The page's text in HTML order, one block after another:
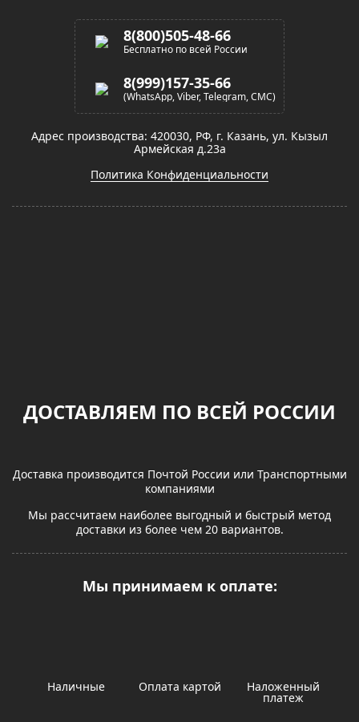
8(800)505-48-66
Бесплатно по всей России
8(999)157-35-66
(WhatsApp, Viber, Telegram, СМС)
Адрес производства: 420030, РФ, г. Казань, ул. Кызыл
Армейская д.23а
Политика Конфиденциальности
ДОСТАВЛЯЕМ ПО ВСЕЙ РОССИИ
Доставка производится Почтой России или Транспортными
компаниями
Мы рассчитаем наиболее выгодный и быстрый метод
доставки из более чем 20 вариантов.
Мы принимаем к оплате:
Наличные Оплата картой Наложенный
платеж